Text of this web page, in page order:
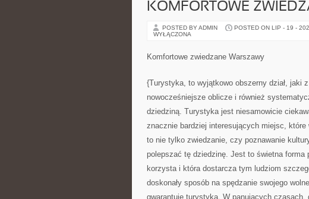
KOMFORTOWE
POSTED BY ADMIN POSTED ON LIP - 19 -
WYŁĄCZONA
Komfortowe zwiedzane Warszawy
{Turystyka, to wyjątkowo obszerny dział, jaki
nowocześniejsze oblicze i również
dziedziną. Turystyka jest niesamowicie
znacznie bardziej interesujących miejsc,
to nie tylko zwiedzanie, czy poznawanie
polepszać tę dziedzinę. Jest to świetna
korzysta i która dostarcza tym ludziom
doskonały sposób na spędzanie swojego
gwarantuje turystyka. W panujących